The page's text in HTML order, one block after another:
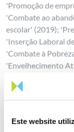
Este website
'Promoção de
'Combate ao
escolar' (2019);
'Inserção Laboral
'Combate à
'Envelhecimento
A seleção dos três
REN, em parceria
cada projeto